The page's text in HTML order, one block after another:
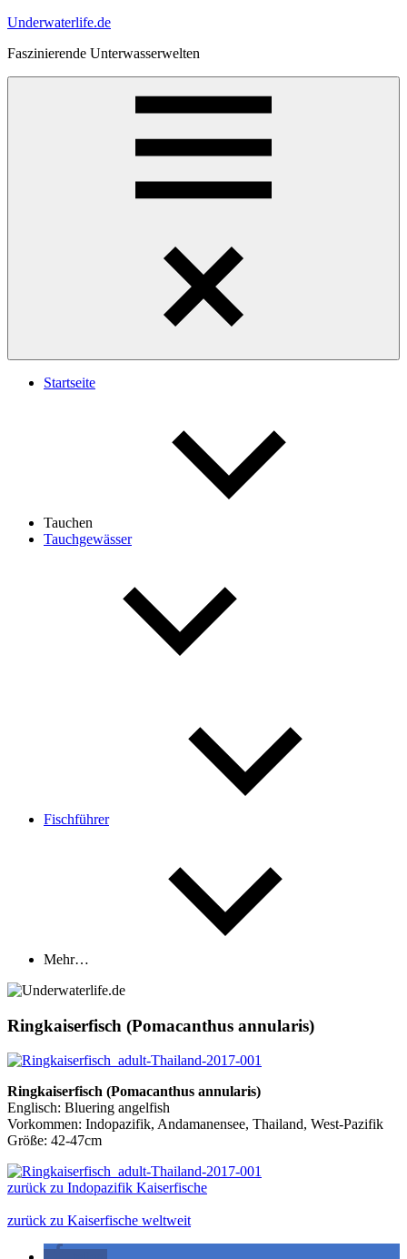
Zum
springen
Underwaterlife.de
Faszinierende Unterwasserwelten
Startseite
Tauchen
Tauchgewässer
Fischführer
Mehr…
Ringkaiserfisch (Pomacanthus annularis)
Ringkaiserfisch (Pomacanthus annularis)
Englisch: Bluering angelfish
Vorkommen: Indopazifik, Andamanensee, Thailand, West-Pazifik
Größe: 42-47cm
zurück zu Indopazifik Kaiserfische
zurück zu Kaiserfische weltweit